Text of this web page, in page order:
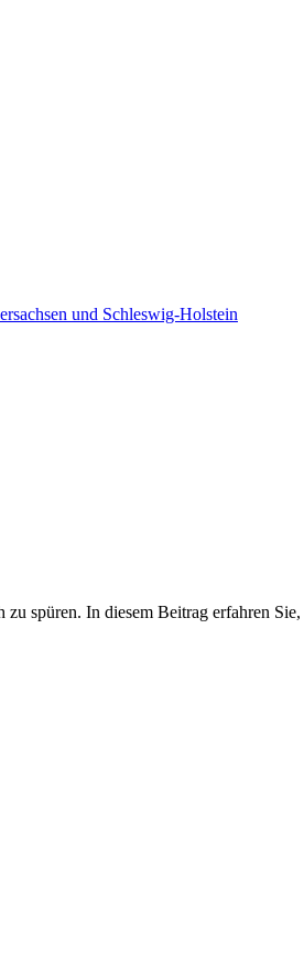
und Schleswig-Holstein
zu spüren. In diesem Beitrag erfahren Sie,